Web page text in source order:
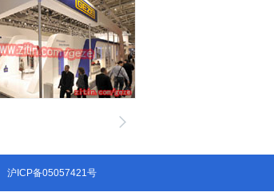
沪ICP备05057421号